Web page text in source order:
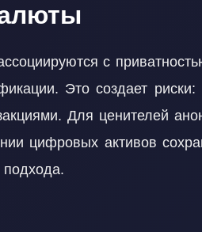
с
Это создает
Для ценителей
цифровых активов
подхода.